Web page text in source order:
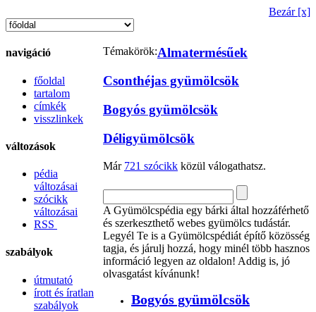
Bezár [x]
navigáció
főoldal
tartalom
címkék
visszlinkek
változások
pédia
változásai
szócikk
változásai
RSS
szabályok
útmutató
írott és íratlan
szabályok
Témakörök:Almatermésűek
Csonthéjas gyümölcsök
Bogyós gyümölcsök
Déligyümölcsök
Már 721 szócikk közül válogathatsz.
A Gyümölcspédia egy bárki által hozzáférhető
és szerkeszthető webes gyümölcs tudástár.
Legyél Te is a Gyümölcspédiát építő közösség
tagja, és járulj hozzá, hogy minél több hasznos
információ legyen az oldalon! Addig is, jó
olvasgatást kívánunk!
Bogyós gyümölcsök